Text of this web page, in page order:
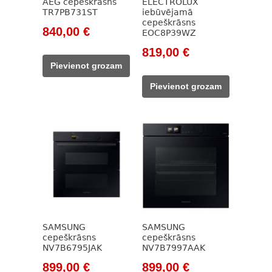
TR7PB731ST
Original
was:
1
840,00 €Current
840,00 €.
Pievienot grozam
iebūvējamā
cepeškrāsns
EOC8P39WZ
Original
was:
1
819,00 €Current
819,00 €.
Pievienot grozam
SAMSUNG
cepeškrāsns
NV7B6795JAK
Original
899,00 €Current
SAMSUNG
cepeškrāsns
NV7B7997AAK
Original
899,00 €Current